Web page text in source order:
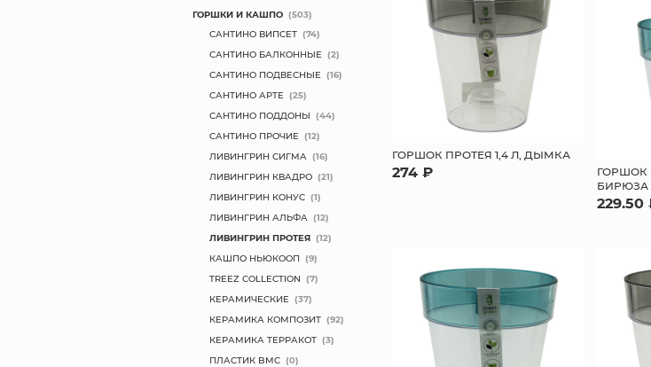
ГОРШОК ПРОТЕЯ 1,4 Л, ДЫМКА
274 ₽
ГОРШОК
БИРЮЗА
229.50
ГОРШКИ И КАШПО (503)
САНТИНО ВИПСЕТ (74)
САНТИНО БАЛКОННЫЕ (2)
САНТИНО ПОДВЕСНЫЕ (16)
САНТИНО АРТЕ (25)
САНТИНО ПОДДОНЫ (44)
САНТИНО ПРОЧИЕ (12)
ЛИВИНГРИН СИГМА (16)
ЛИВИНГРИН КВАДРО (21)
ЛИВИНГРИН КОНУС (1)
ЛИВИНГРИН АЛЬФА (12)
ЛИВИНГРИН ПРОТЕЯ (12)
КАШПО НЬЮКООП (9)
TREEZ COLLECTION (7)
КЕРАМИЧЕСКИЕ (37)
КЕРАМИКА КОМПОЗИТ (92)
КЕРАМИКА ТЕРРАКОТ (3)
ПЛАСТИК BMC (0)